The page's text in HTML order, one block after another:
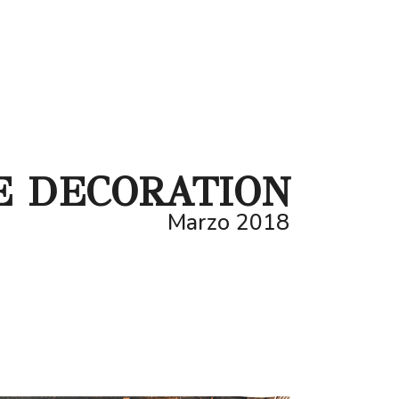
DECORATION
Marzo 2018